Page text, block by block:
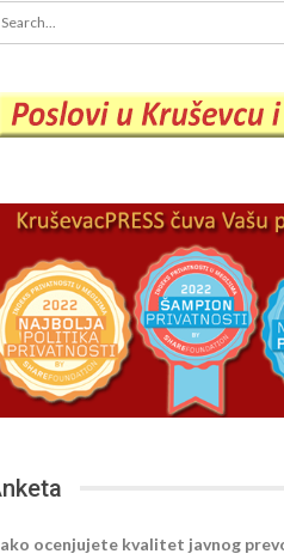
ocenjujete kvalitet javnog